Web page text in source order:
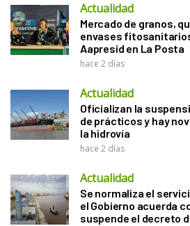
Actualidad
Mercado de granos,
envases
Aapresid en La Posta
hace 2 días
Actualidad
Oficializan la
de prácticos y hay
la hidrovía
hace 2 días
Actualidad
Se normaliza el
el Gobierno acuerda
suspende el decreto